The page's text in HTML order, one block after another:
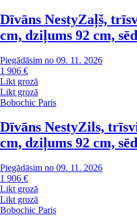
Dīvāns NestyZaļš,
cm, dziļums 92 cm,
Piegādāsim no 09. 11. 2026
1 906 €
Likt grozā
Likt grozā
Bobochic Paris
Dīvāns NestyZils,
cm, dziļums 92 cm,
Piegādāsim no 09. 11. 2026
1 906 €
Likt grozā
Likt grozā
Bobochic Paris